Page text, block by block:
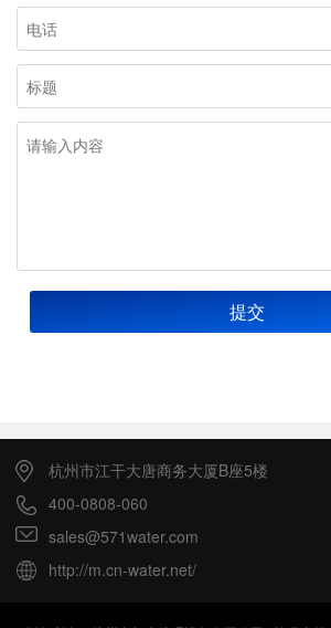
提交
杭州市江干大唐商务大厦B座5楼
400-0808-060
sales@571water.com
http://m.cn-water.net/